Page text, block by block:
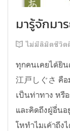
มารู้จักมา
ไม่มีลิมิตชีวิ
ทุกคนเคยได้ยิน
江戸しぐさ คื
เป็นท่าทาง หรื
และคิดถึงผู้อื่นอ
โหทำไมเค้าถึง